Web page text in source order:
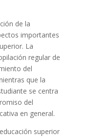
de la
importantes
La
regular de
del
que la
se centra
del
en general.
superior